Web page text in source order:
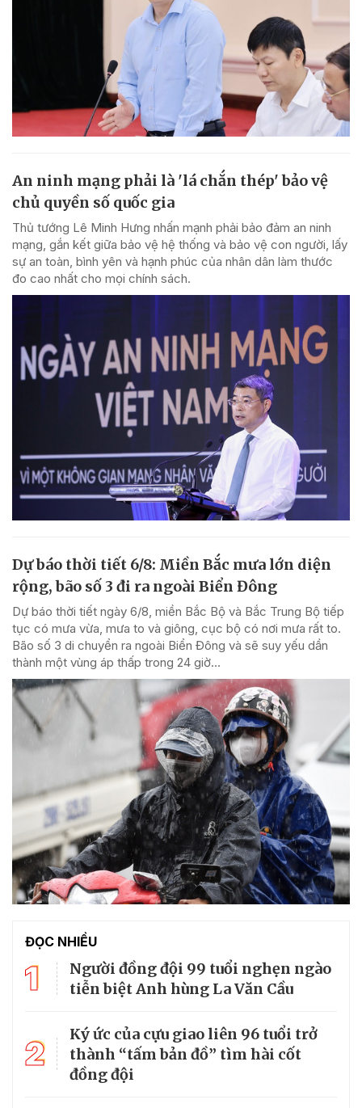
An ninh mạng phải là 'lá chắn thép' bảo vệ
chủ quyền số quốc gia
Thủ tướng Lê Minh Hưng nhấn mạnh phải bảo đảm an ninh
mạng, gắn kết giữa bảo vệ hệ thống và bảo vệ con người, lấy
sự an toàn, bình yên và hạnh phúc của nhân dân làm thước
đo cao nhất cho mọi chính sách.
Dự báo thời tiết 6/8: Miền Bắc mưa lớn diện
rộng, bão số 3 đi ra ngoài Biển Đông
Dự báo thời tiết ngày 6/8, miền Bắc Bộ và Bắc Trung Bộ tiếp
tục có mưa vừa, mưa to và giông, cục bộ có nơi mưa rất to.
Bão số 3 di chuyển ra ngoài Biển Đông và sẽ suy yếu dần
thành một vùng áp thấp trong 24 giờ...
ĐỌC NHIỀU
1
Người đồng đội 99 tuổi nghẹn ngào
tiễn biệt Anh hùng La Văn Cầu
2
Ký ức của cựu giao liên 96 tuổi trở
thành “tấm bản đồ” tìm hài cốt
đồng đội